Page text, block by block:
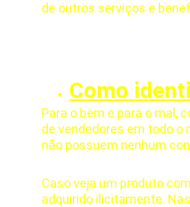
de outros serviços e
Como
Para o bem e para o mal,
de vendedores em todo o
não possuem nenhum
Caso veja um produto
adquirido ilicitamente.